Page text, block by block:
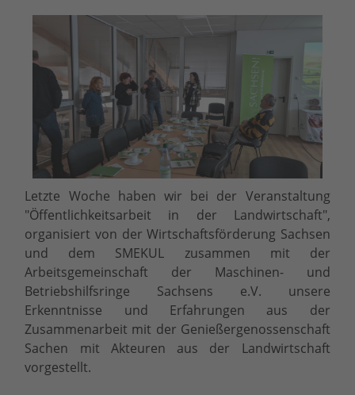
Letzte Woche haben wir bei der Veranstaltung
"Öffentlichkeitsarbeit in der Landwirtschaft",
organisiert von der Wirtschaftsförderung Sachsen
und dem SMEKUL zusammen mit der
Arbeitsgemeinschaft der Maschinen- und
Betriebshilfsringe Sachsens e.V. unsere
Erkenntnisse und Erfahrungen aus der
Zusammenarbeit mit der Genießergenossenschaft
Sachen mit Akteuren aus der Landwirtschaft
vorgestellt.